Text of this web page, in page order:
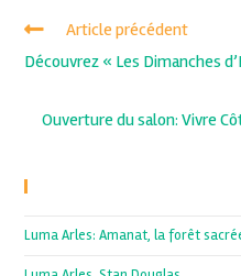
Article précédent
Découvrez « Les Dimanches
Ouverture du salon: Vivre
Luma Arles: Amanat, la forêt